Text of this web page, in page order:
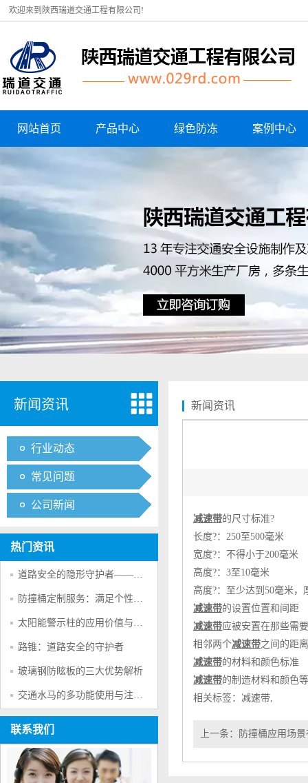
欢迎来到陕西瑞道交通工程有限公司!
网站首页 产品中心 绿色防冻 案例中心
新闻资讯
行业动态
常见问题
公司新闻
热门资讯
道路安全的隐形守护者——防撞桶的多重防护作用
防撞桶定制服务：满足个性化交通安全需求的创新方案
太阳能警示柱的应用价值与产品特点
路锥：道路安全的守护者
玻璃钢防眩板的三大优势解析
交通水马的多功能使用与注意事项
联系我们
新闻资讯
减速带的尺寸标准?
长度?：250至500毫米
宽度?：不得小于200毫米
高度?：3至10毫米
高度?：至少达到50毫米
减速带的设置位置和间距
减速带应被安置在那些需
相邻两个减速带之间的距
减速带的材料和颜色标准
减速带的制造材料和颜色
相关标签： 减速带,
上一条： 防撞桶应用场